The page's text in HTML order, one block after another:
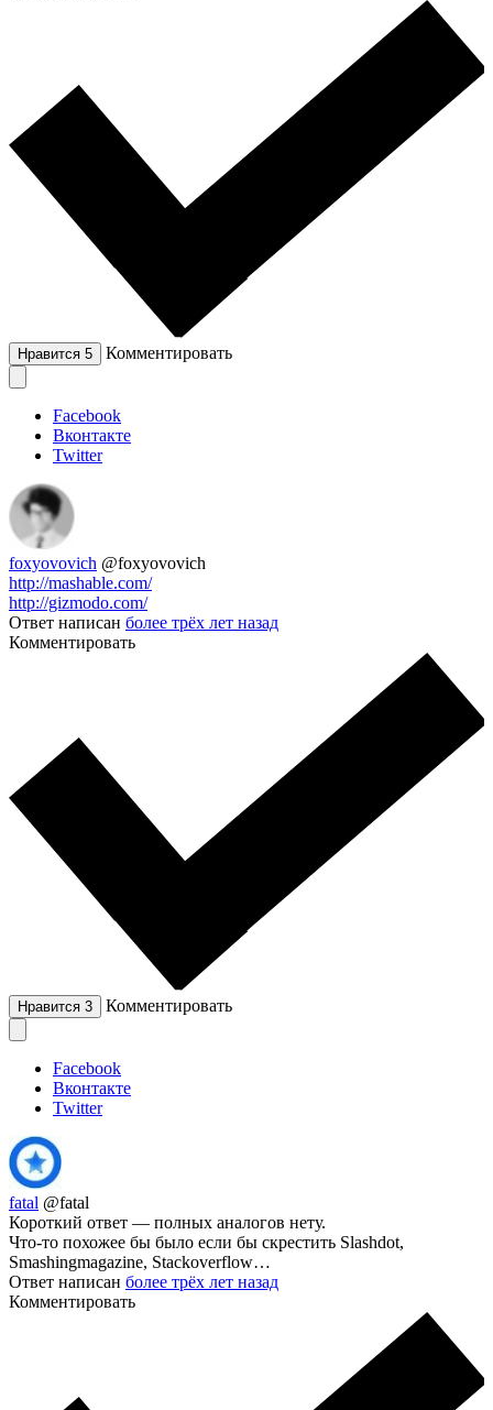
Нравится 5 Комментировать
Facebook
Вконтакте
Twitter
foxyovovich @foxyovovich
http://mashable.com/
http://gizmodo.com/
Ответ написан более трёх лет назад
Комментировать
Нравится 3 Комментировать
Facebook
Вконтакте
Twitter
fatal @fatal
Короткий ответ — полных аналогов нету.
Что-то похожее бы было если бы скрестить Slashdot,
Smashingmagazine, Stackoverflow…
Ответ написан более трёх лет назад
Комментировать